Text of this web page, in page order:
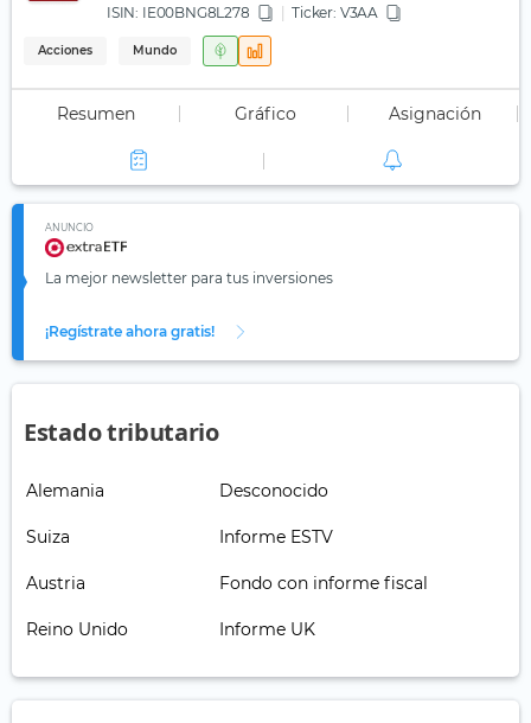
ISIN: IE00BNG8L278 Ticker: V3AA
Acciones Mundo
Resumen Gráfico Asignación
ANUNCIO
La mejor newsletter para tus inversiones
¡Regístrate ahora gratis!
Estado tributario
Alemania Desconocido
Suiza Informe ESTV
Austria Fondo con informe fiscal
Reino Unido Informe UK